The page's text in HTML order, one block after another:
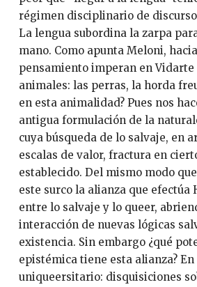
régimen disciplinario de
La lengua subordina la zarpa
mano. Como apunta Meloni,
pensamiento imperan en Vidarte
animales: las perras, la horda
en esta animalidad? Pues nos
antigua formulación de la
cuya búsqueda de lo salvaje, en
escalas de valor, fractura en
establecido. Del mismo modo
este surco la alianza que efectúa
entre lo salvaje y lo queer,
interacción de nuevas lógicas
existencia. Sin embargo ¿qué
epistémica tiene esta alianza? En
uniqueersitario: disquisiciones